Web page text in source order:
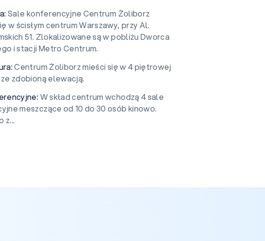
Sale konferencyjne Centrum Żoliborz
w ścisłym centrum Warszawy, przy Al.
51. Zlokalizowane są w pobliżu Dworca
i stacji Metro Centrum.
Centrum Żoliborz mieści się w 4 piętrowej
zdobioną elewacją.
W skład centrum wchodzą 4 sale
meszczące od 10 do 30 osób kinowo.
z...